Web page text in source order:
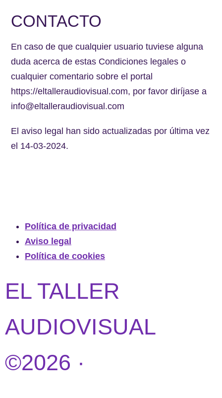
CONTACTO
En caso de que cualquier usuario tuviese alguna
duda acerca de estas Condiciones legales o
cualquier comentario sobre el portal
https://eltalleraudiovisual.com, por favor diríjase a
info@eltalleraudiovisual.com
El aviso legal han sido actualizadas por última vez
el 14-03-2024.
Política de privacidad
Aviso legal
Política de cookies
EL TALLER
AUDIOVISUAL
©2026 ·